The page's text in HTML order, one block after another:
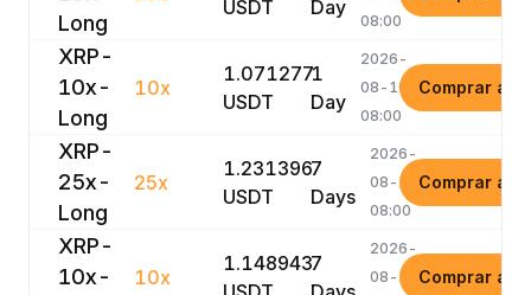
Long
USDT
Day
08:00
XRP-
10x-
Long
10x
1.071277
USDT
1
Day
2026-
08-10
08:00
Comprar
XRP-
25x-
Long
25x
1.231396
USDT
7
Days
2026-
08-16
08:00
Comprar
XRP-
10x-
10x
1.1489437
2026-
08-16
Comprar